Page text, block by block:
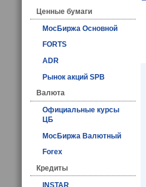
Ценные бумаги
МосБиржа Основной
FORTS
ADR
Рынок акций SPB
Валюта
Официальные курсы
ЦБ
МосБиржа Валютный
Forex
Кредиты
INSTAR